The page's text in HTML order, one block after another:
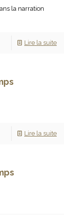
la narration
Lire la suite
Lire la suite